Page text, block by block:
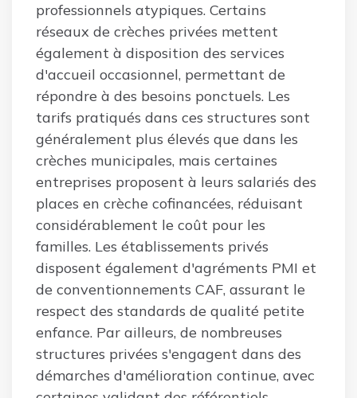
professionnels atypiques. Certains
réseaux de crèches privées mettent
également à disposition des services
d'accueil occasionnel, permettant de
répondre à des besoins ponctuels. Les
tarifs pratiqués dans ces structures sont
généralement plus élevés que dans les
crèches municipales, mais certaines
entreprises proposent à leurs salariés des
places en crèche cofinancées, réduisant
considérablement le coût pour les
familles. Les établissements privés
disposent également d'agréments PMI et
de conventionnements CAF, assurant le
respect des standards de qualité petite
enfance. Par ailleurs, de nombreuses
structures privées s'engagent dans des
démarches d'amélioration continue, avec